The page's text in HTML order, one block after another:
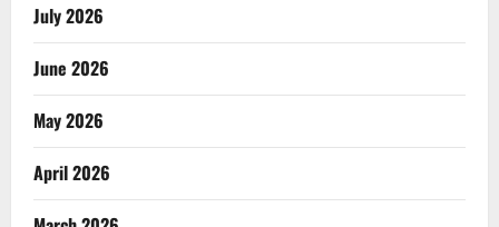
July 2026
June 2026
May 2026
April 2026